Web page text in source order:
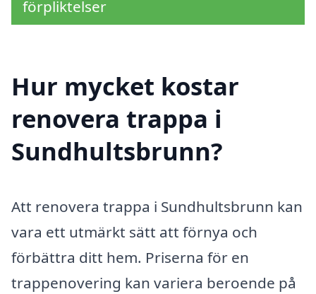
förpliktelser
Hur mycket kostar
renovera trappa i
Sundhultsbrunn?
Att renovera trappa i Sundhultsbrunn kan
vara ett utmärkt sätt att förnya och
förbättra ditt hem. Priserna för en
trappenovering kan variera beroende på